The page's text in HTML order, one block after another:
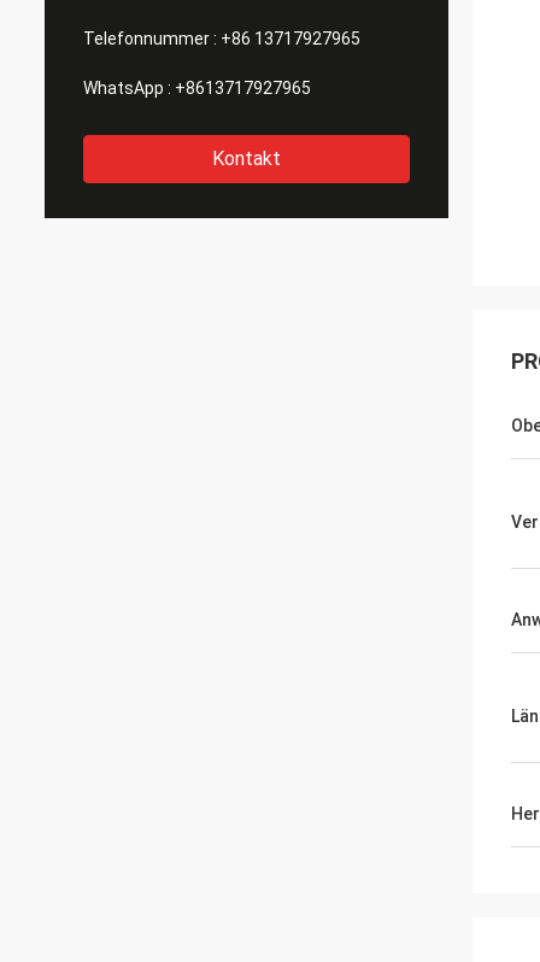
Telefonnummer : +86 13717927965
WhatsApp : +8613717927965
Kontakt